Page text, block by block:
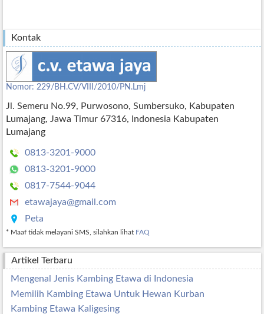
Kontak
Nomor: 229/BH.CV/VIII/2010/PN.Lmj
Jl. Semeru No.99, Purwosono, Sumbersuko, Kabupaten
Lumajang, Jawa Timur 67316, Indonesia Kabupaten
Lumajang
0813-3201-9000
0813-3201-9000
0817-7544-9044
etawajaya@gmail.com
Peta
* Maaf tidak melayani SMS, silahkan lihat FAQ
Artikel Terbaru
Mengenal Jenis Kambing Etawa di Indonesia
Memilih Kambing Etawa Untuk Hewan Kurban
Kambing Etawa Kaligesing